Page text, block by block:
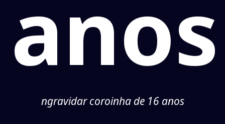
anos
ngravidar coroinha de 16 anos